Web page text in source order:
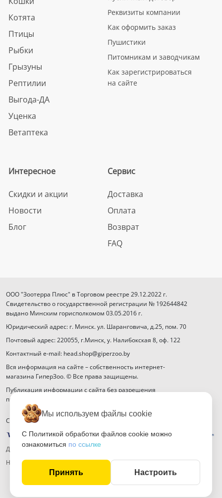
Котята
Птицы
Рыбки
Грызуны
Рептилии
Выгода-ДА
Уценка
Ветаптека
Реквизиты компании
Как оформить заказ
Пушистики
Питомникам и заводчикам
Как зарегистрироваться
на сайте
Интересное
Скидки и акции
Новости
Блог
Сервис
Доставка
Оплата
Возврат
FAQ
ООО "Зоотерра Плюс" в Торговом реестре 29.12.2022 г.
Свидетельство о государственной регистрации № 192644842
выдано Минским горисполкомом 03.05.2016 г.
Юридический адрес: г. Минск. ул. Шаранговича, д.25, пом. 70
Почтовый адрес: 220055, г.Минск, у. Налибокская 8, оф. 122
Контактный e-mail: head.shop@giperzoo.by
Вся информация на сайте – собственность интернет-
магазина ГиперЗоо. © Все права защищены.
Публикация информации с сайта без разрешения
правообладателя запрещена.
Способы оплаты
Договор публичной оферты
Настройка файлов cookie
Мы используем файлы cookie
С Политикой обработки файлов cookie можно
ознакомиться по ссылке
Принять Настроить